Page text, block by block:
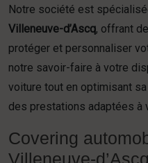
Notre société est
Villeneuve-d’Ascq, offrant
protéger et personnaliser
notre savoir-faire à votre
voiture tout en optimisant
des prestations adaptées à
Covering
Villeneuve-d’Ascq